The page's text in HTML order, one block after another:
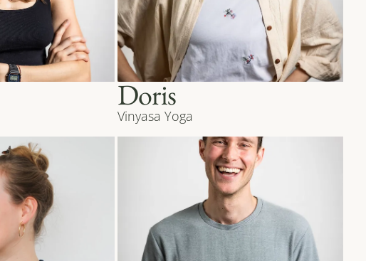
Doris
Vinyasa Yoga